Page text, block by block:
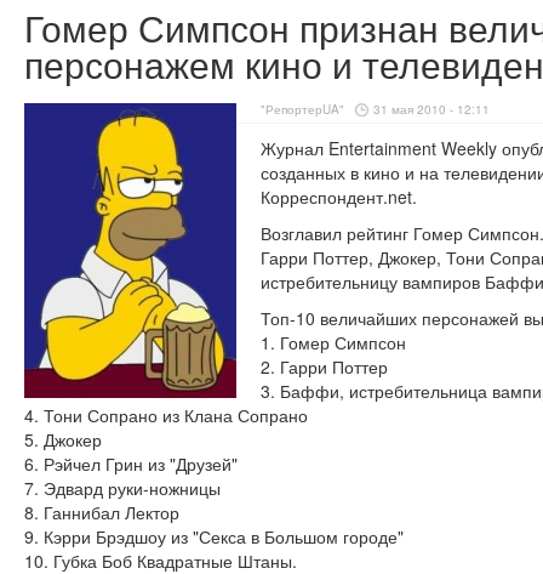
Гомер Симпсон признан
персонажем кино и
"РепортерUA" 31 мая 2010 - 12:11
Журнал Entertainment Weekly
созданных в кино и на
Корреспондент.net.
Возглавил рейтинг Гомер
Гарри Поттер, Джокер, Тони
истребительницу вампиров
Топ-10 величайших персонажей
1. Гомер Симпсон
2. Гарри Поттер
3. Баффи, истребительница
4. Тони Сопрано из Клана Сопрано
5. Джокер
6. Рэйчел Грин из "Друзей"
7. Эдвард руки-ножницы
8. Ганнибал Лектор
9. Кэрри Брэдшоу из "Секса в Большом городе"
10. Губка Боб Квадратные Штаны.